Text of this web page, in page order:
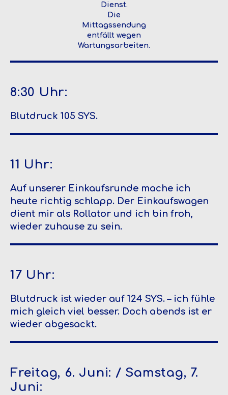
Dienst.
Die
Mittagssendung
entfällt wegen
Wartungsarbeiten.
8:30 Uhr:
Blutdruck 105 SYS.
11 Uhr:
Auf unserer Einkaufsrunde mache ich
heute richtig schlapp. Der Einkaufswagen
dient mir als Rollator und ich bin froh,
wieder zuhause zu sein.
17 Uhr:
Blutdruck ist wieder auf 124 SYS. – ich fühle
mich gleich viel besser. Doch abends ist er
wieder abgesackt.
Freitag, 6. Juni: / Samstag, 7.
Juni: